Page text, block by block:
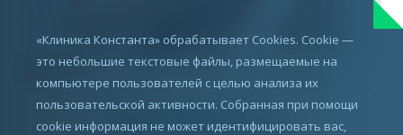
«Клиника Константа» обрабатывает Cookies. Cookie —
это небольшие текстовые файлы, размещаемые на
компьютере пользователей с целью анализа их
пользовательской активности. Собранная при помощи
cookie информация не может идентифицировать вас,